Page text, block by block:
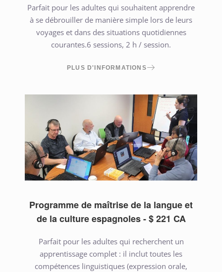
Parfait pour les adultes qui souhaitent apprendre
à se débrouiller de manière simple lors de leurs
voyages et dans des situations quotidiennes
courantes.6 sessions, 2 h / session.
PLUS D'INFORMATIONS
Programme de maîtrise de la langue et
de la culture espagnoles - $ 221 CA
Parfait pour les adultes qui recherchent un
apprentissage complet : il inclut toutes les
compétences linguistiques (expression orale,